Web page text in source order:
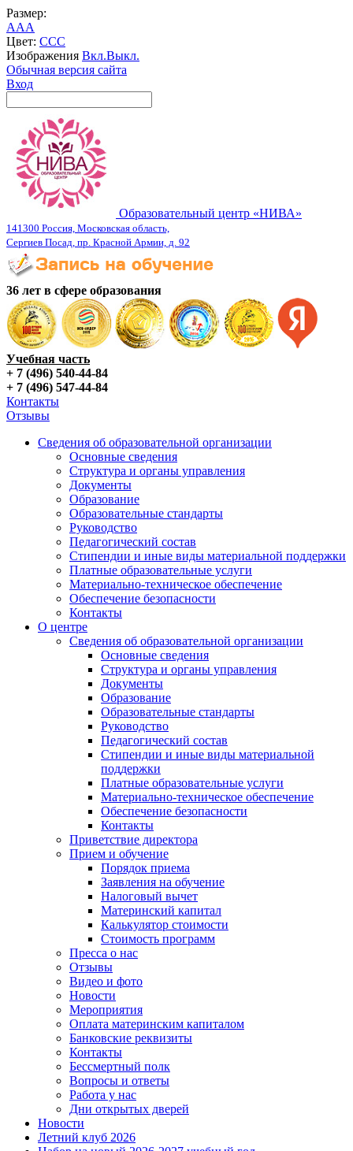
Размер:
AAA
Цвет: CCC
Изображения Вкл.Выкл.
Обычная версия сайта
Вход
Образовательный центр «НИВА»
141300 Россия, Московская область,
Сергиев Посад, пр. Красной Армии, д. 92
36 лет в сфере образования
Учебная часть
+ 7 (496) 540-44-84
+ 7 (496) 547-44-84
Контакты
Отзывы
Сведения об образовательной организации
Основные сведения
Структура и органы управления
Документы
Образование
Образовательные стандарты
Руководство
Педагогический состав
Стипендии и иные виды материальной поддержки
Платные образовательные услуги
Материально-техническое обеспечение
Обеспечение безопасности
Контакты
О центре
Сведения об образовательной организации
Основные сведения
Структура и органы управления
Документы
Образование
Образовательные стандарты
Руководство
Педагогический состав
Стипендии и иные виды материальной
поддержки
Платные образовательные услуги
Материально-техническое обеспечение
Обеспечение безопасности
Контакты
Приветствие директора
Прием и обучение
Порядок приема
Заявления на обучение
Налоговый вычет
Материнский капитал
Калькулятор стоимости
Стоимость программ
Пресса о нас
Отзывы
Видео и фото
Новости
Мероприятия
Оплата материнским капиталом
Банковские реквизиты
Контакты
Бессмертный полк
Вопросы и ответы
Работа у нас
Дни открытых дверей
Новости
Летний клуб 2026